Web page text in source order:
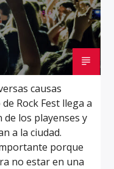
causas
Rock Fest llega a
de los playenses y
a la ciudad.
porque
no estar en una